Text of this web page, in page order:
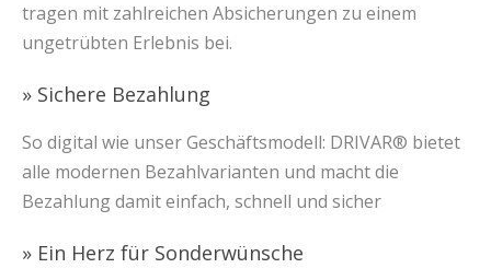
tragen mit zahlreichen Absicherungen zu einem
ungetrübten Erlebnis bei.
» Sichere Bezahlung
So digital wie unser Geschäftsmodell: DRIVAR® bietet
alle modernen Bezahlvarianten und macht die
Bezahlung damit einfach, schnell und sicher
» Ein Herz für Sonderwünsche